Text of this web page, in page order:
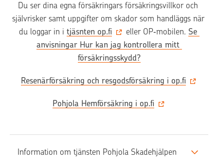
Du ser dina egna försäkringars försäkringsvillkor och
självrisker samt uppgifter om skador som handläggs när
du loggar in i tjäsnten op.fi eller OP‑mobilen. Se
anvisningar Hur kan jag kontrollera mitt
försäkringsskydd?
Resenärförsäkring och resgodsförsäkring i op.fi
Pohjola Hemförsäkring i op.fi
Information om tjänsten Pohjola Skadehjälpen